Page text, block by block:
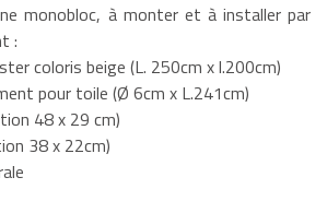
monobloc, à monter et à installer par
:
coloris beige (L. 250cm x l.200cm)
pour toile (Ø 6cm x L.241cm)
48 x 29 cm)
38 x 22cm)